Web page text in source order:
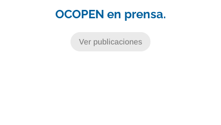
OCOPEN en prensa.
Ver publicaciones